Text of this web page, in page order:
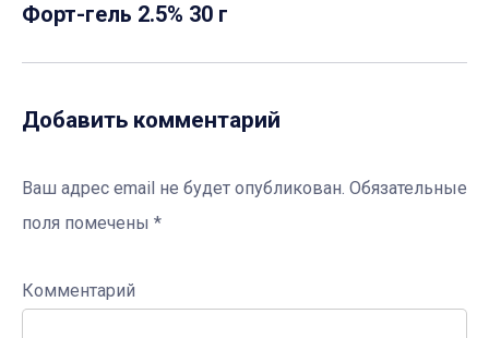
Форт-гель 2.5% 30 г
Добавить комментарий
Ваш адрес email не будет опубликован. Обязательные
поля помечены *
Комментарий